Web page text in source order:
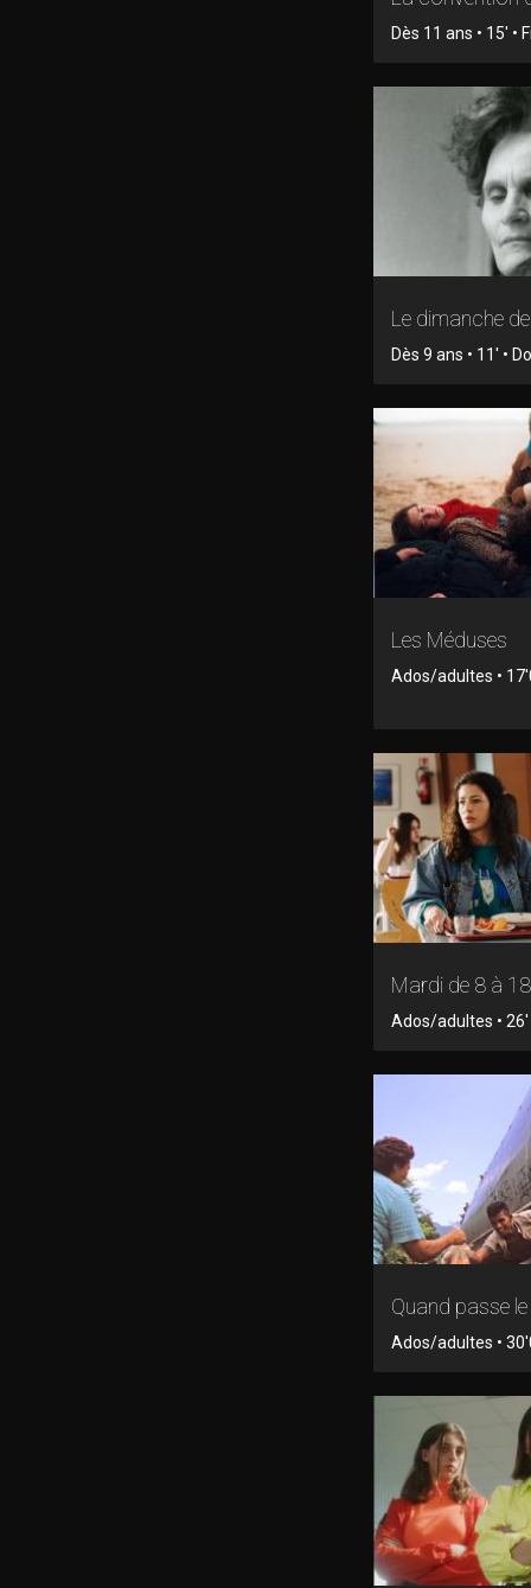
Dès 11 ans • 15' •
Le dimanche
Dès 9 ans • 11' •
Les Méduses
Ados/adultes •
Mardi de 8 à 18
Ados/adultes • 26'
Quand passe
Ados/adultes •